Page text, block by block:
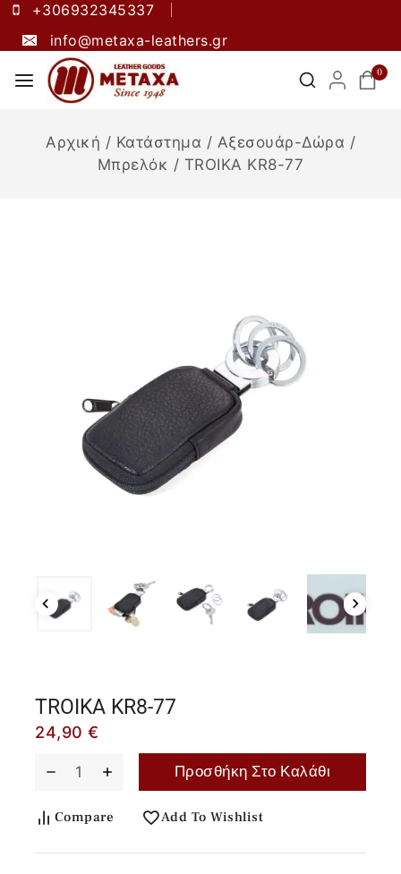
+306932345337
info@metaxa-leathers.gr
0
Αρχική / Κατάστημα / Αξεσουάρ-Δώρα /
Μπρελόκ / TROIKA KR8-77
TROIKA KR8-77
24,90 €
Προσθήκη Στο Καλάθι
Compare Add To Wishlist